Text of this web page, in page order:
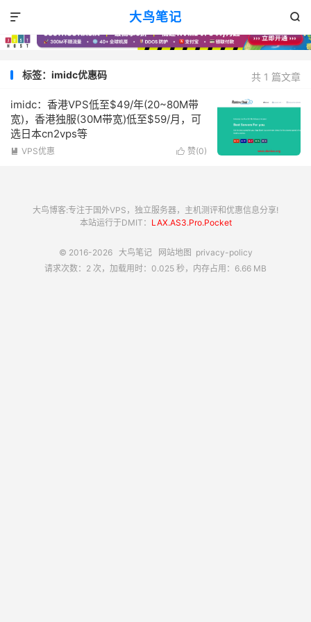
大鸟笔记 

共 1 篇文章
标签：imidc优惠码
imidc：香港VPS低至$49/年(20~80M带
宽)，香港独服(30M带宽)低至$59/月，可
选日本cn2vps等
 赞(0)
 VPS优惠
大鸟博客:专注于国外VPS，独立服务器，主机测评和优惠信息分享!
本站运行于DMIT： LAX.AS3.Pro.Pocket
© 2016-2026 大鸟笔记 网站地图 privacy-policy
请求次数：2 次，加载用时：0.025 秒，内存占用：6.66 MB